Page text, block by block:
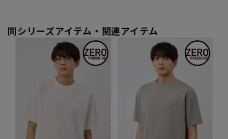
同シリーズアイテム・関連アイテム